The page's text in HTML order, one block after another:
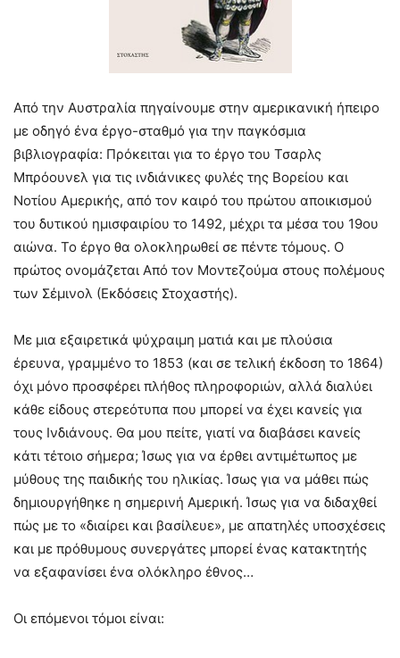
Από την Αυστραλία πηγαίνουμε στην αμερικανική ήπειρο
με οδηγό ένα έργο-σταθμό για την παγκόσμια
βιβλιογραφία: Πρόκειται για το έργο του Τσαρλς
Μπρόουνελ για τις ινδιάνικες φυλές της Βορείου και
Νοτίου Αμερικής, από τον καιρό του πρώτου αποικισμού
του δυτικού ημισφαιρίου το 1492, μέχρι τα μέσα του 19ου
αιώνα. Το έργο θα ολοκληρωθεί σε πέντε τόμους. Ο
πρώτος ονομάζεται Από τον Μοντεζούμα στους πολέμους
των Σέμινολ (Εκδόσεις Στοχαστής).
Με μια εξαιρετικά ψύχραιμη ματιά και με πλούσια
έρευνα, γραμμένο το 1853 (και σε τελική έκδοση το 1864)
όχι μόνο προσφέρει πλήθος πληροφοριών, αλλά διαλύει
κάθε είδους στερεότυπα που μπορεί να έχει κανείς για
τους Ινδιάνους. Θα μου πείτε, γιατί να διαβάσει κανείς
κάτι τέτοιο σήμερα; Ίσως για να έρθει αντιμέτωπος με
μύθους της παιδικής του ηλικίας. Ίσως για να μάθει πώς
δημιουργήθηκε η σημερινή Αμερική. Ίσως για να διδαχθεί
πώς με το «διαίρει και βασίλευε», με απατηλές υποσχέσεις
και με πρόθυμους συνεργάτες μπορεί ένας κατακτητής
να εξαφανίσει ένα ολόκληρο έθνος…
Οι επόμενοι τόμοι είναι: